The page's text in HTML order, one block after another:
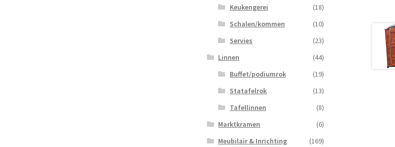
Keukengerei
(18)
Schalen/kommen
(10)
Servies
(23)
Linnen
(44)
Buffet/podiumrok
(19)
Statafelrok
(13)
Tafellinnen
(8)
Marktkramen
(6)
Meubilair & Inrichting
(169)